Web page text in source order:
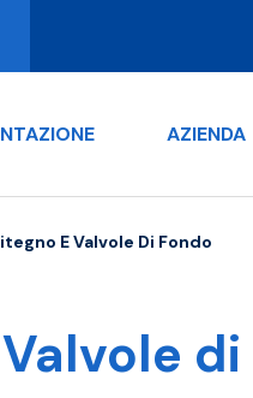
AZIENDA
E Valvole Di Fondo
Valvole